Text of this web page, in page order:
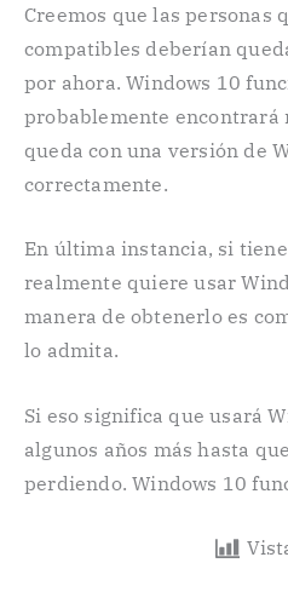
Creemos que las personas
compatibles deberían
por ahora. Windows 10
probablemente encontrará
queda con una versión de
correctamente.
En última instancia, si
realmente quiere usar
manera de obtenerlo es
lo admita.
Si eso significa que usará
algunos años más hasta
perdiendo. Windows 10